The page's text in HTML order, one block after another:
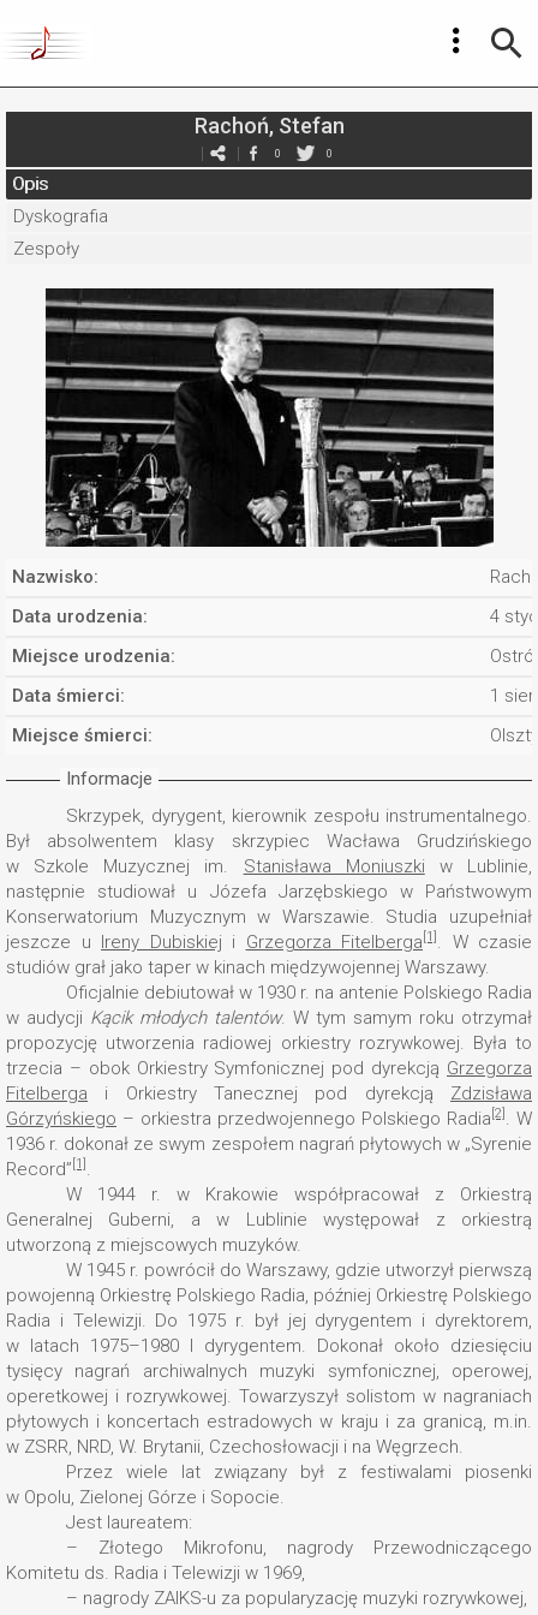
Rachoń, Stefan
0 0
Opis
Dyskografia
Zespoły
Nazwisko:
Data urodzenia:
4
Miejsce urodzenia:
Data śmierci:
1
Miejsce śmierci:
Informacje
Skrzypek, dyrygent, kierownik zespołu instrumentalnego.
Był absolwentem klasy skrzypiec Wacława Grudzińskiego
w Szkole Muzycznej im. Stanisława Moniuszki w Lublinie,
następnie studiował u Józefa Jarzębskiego w Państwowym
Konserwatorium Muzycznym w Warszawie. Studia uzupełniał
jeszcze u Ireny Dubiskiej i Grzegorza Fitelberga [1] . W czasie
studiów grał jako taper w kinach międzywojennej Warszawy.
Oficjalnie debiutował w 1930 r. na antenie Polskiego Radia
w audycji Kącik młodych talentów. W tym samym roku otrzymał
propozycję utworzenia radiowej orkiestry rozrywkowej. Była to
trzecia – obok Orkiestry Symfonicznej pod dyrekcją Grzegorza
Fitelberga i Orkiestry Tanecznej pod dyrekcją Zdzisława
Górzyńskiego – orkiestra przedwojennego Polskiego Radia [2] . W
1936 r. dokonał ze swym zespołem nagrań płytowych w „Syrenie
Record” [1] .
W 1944 r. w Krakowie współpracował z Orkiestrą
Generalnej Guberni, a w Lublinie występował z orkiestrą
utworzoną z miejscowych muzyków.
W 1945 r. powrócił do Warszawy, gdzie utworzył pierwszą
powojenną Orkiestrę Polskiego Radia, później Orkiestrę Polskiego
Radia i Telewizji. Do 1975 r. był jej dyrygentem i dyrektorem,
w latach 1975–1980 I dyrygentem. Dokonał około dziesięciu
tysięcy nagrań archiwalnych muzyki symfonicznej, operowej,
operetkowej i rozrywkowej. Towarzyszył solistom w nagraniach
płytowych i koncertach estradowych w kraju i za granicą, m.in.
w ZSRR, NRD, W. Brytanii, Czechosłowacji i na Węgrzech.
Przez wiele lat związany był z festiwalami piosenki
w Opolu, Zielonej Górze i Sopocie.
Jest laureatem:
– Złotego Mikrofonu, nagrody Przewodniczącego
Komitetu ds. Radia i Telewizji w 1969,
– nagrody ZAIKS-u za popularyzację muzyki rozrywkowej,